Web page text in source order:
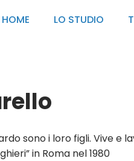
HOME LO STUDIO
sono i loro figli. Vive e
in Roma nel 1980